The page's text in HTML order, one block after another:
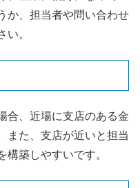
か、担当者や問い合わせ
い。
合、近場に支店のある金
また、支店が近いと担当
築しやすいです。